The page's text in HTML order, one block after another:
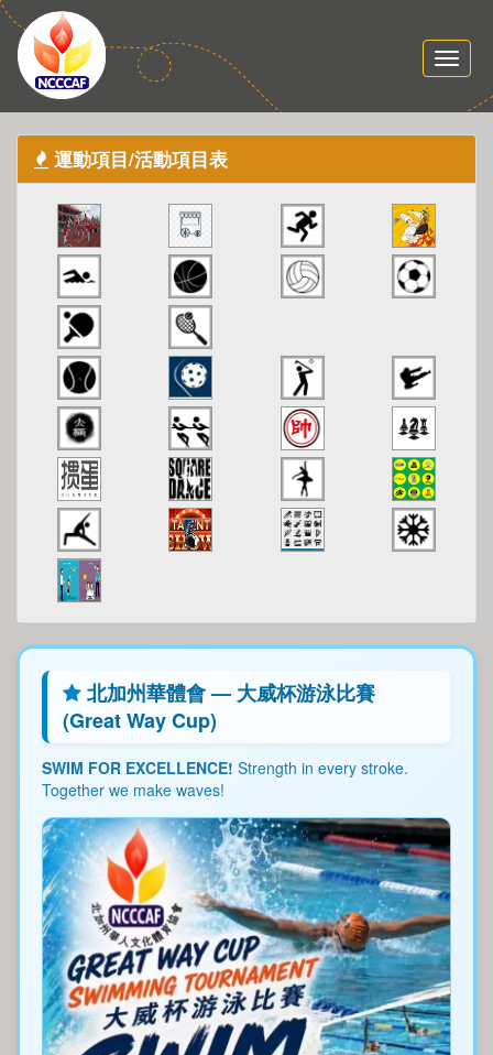
運動項目/活動項目表
北加州華體會 — 大威杯游泳比賽
(Great Way Cup)
SWIM FOR EXCELLENCE! Strength in every stroke.
Together we make waves!